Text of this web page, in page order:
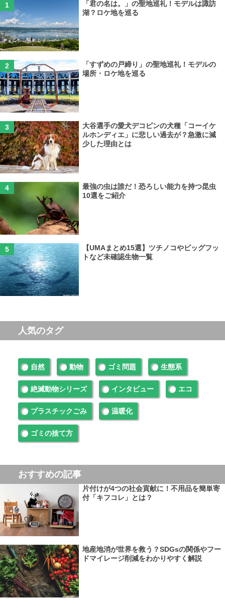
「君の名は。」の聖地巡礼！モデルは諏訪
湖？ロケ地を巡る
「すずめの戸締り」の聖地巡礼！モデルの
場所・ロケ地を巡る
大谷選手の愛犬デコピンの犬種「コーイケ
ルホンディエ」に悲しい過去が？急激に減
少した理由とは
最強の虫は誰だ！恐ろしい能力を持つ昆虫
10選をご紹介
【UMAまとめ15選】ツチノコやビッグフッ
トなど未確認生物一覧
人気のタグ
自然 動物 ゴミ問題 生態系
絶滅動物シリーズ インタビュー エコ
プラスチックごみ 温暖化
ゴミの捨て方
おすすめの記事
片付けが4つの社会貢献に！不用品を簡単寄
付「キフコレ」とは？
地産地消が世界を救う？SDGsの関係やフー
ドマイレージ削減をわかりやすく解説